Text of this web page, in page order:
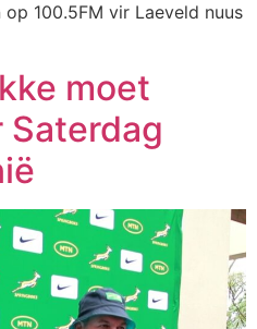
100.5FM vir Laeveld nuus
moet